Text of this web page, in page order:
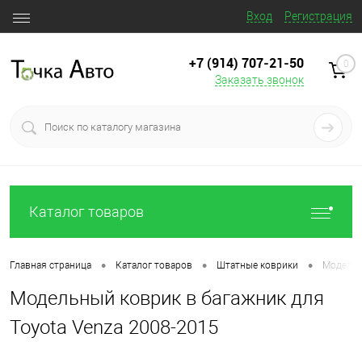
Вход Регистрация
+7 (914) 707‒21‒50
Заказать звонок
0
Каталог товаров
Главная страница • Каталог товаров • Штатные коврики •
Модельный коврик в багажник для
Toyota Venza 2008-2015